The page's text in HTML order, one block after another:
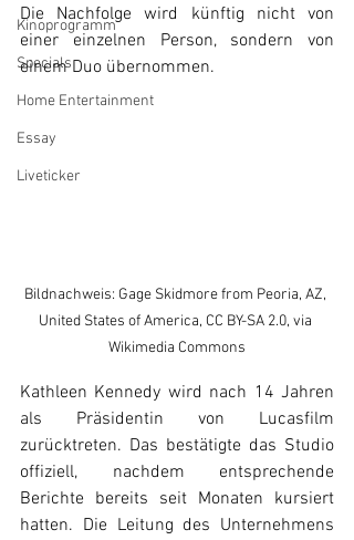
Kinoprogramm
Specials
Home Entertainment
Essay
Liveticker
Die Nachfolge wird künftig nicht von
einer einzelnen Person, sondern von
einem Duo übernommen.
Bildnachweis: Gage Skidmore from Peoria, AZ,
United States of America, CC BY-SA 2.0, via
Wikimedia Commons
Kathleen Kennedy wird nach 14 Jahren
als Präsidentin von Lucasfilm
zurücktreten. Das bestätigte das Studio
offiziell, nachdem entsprechende
Berichte bereits seit Monaten kursiert
hatten. Die Leitung des Unternehmens